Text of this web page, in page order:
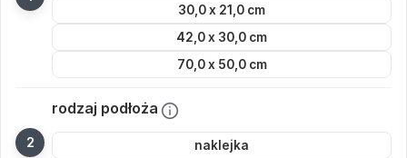
30,0 x 21,0 cm
42,0 x 30,0 cm
70,0 x 50,0 cm
rodzaj podłoża
naklejka